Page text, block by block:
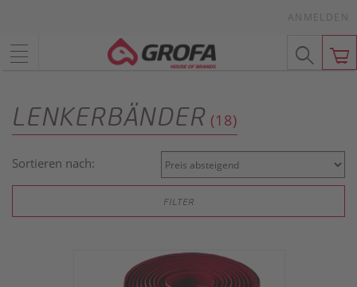
ANMELDEN
LENKERBÄNDER (18)
Sortieren nach:
FILTER